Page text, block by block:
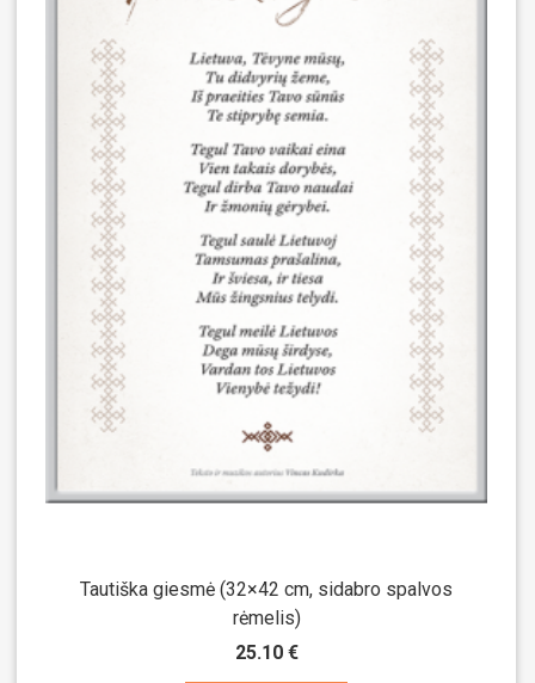
Tautiška giesmė (32×42 cm, sidabro spalvos
rėmelis)
25.10 €